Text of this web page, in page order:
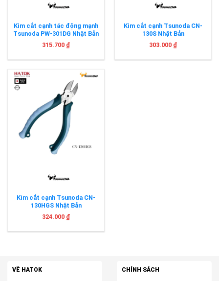
Kìm cắt cạnh tác động mạnh
Tsunoda PW-301DG Nhật Bản
315.700 ₫
Kìm cắt cạnh Tsunoda CN-
130S Nhật Bản
303.000 ₫
Kìm cắt cạnh Tsunoda CN-
130HGS Nhật Bản
324.000 ₫
VỀ HATOK CHÍNH SÁCH